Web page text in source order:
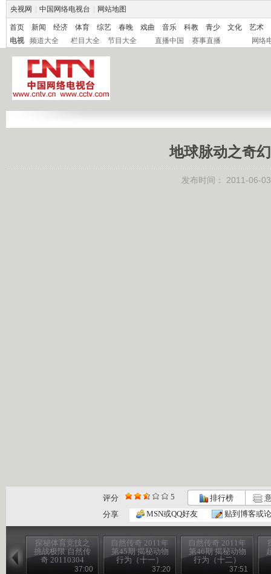
央视网 中国网络电视台 网站地图
首页 新闻 经济 体育 综艺 春晚 戏曲 音乐 科教 青少 文化
艺术
电视
频道大全 栏目大全 节目大全 直播中国 赛事直播 网络
地球脉动之奇
发布时间： 2011-06-
评分 5 排行榜
分享
MSN或QQ好友 贴到博客或
探秘体育竞技之
挑战极限 自然传
奇 20110304
37:00
自然传奇 2011年
第45期 揭秘动物
行为（十一）
37:20
自然传奇 2011年
第46期 揭秘动物
行为（十二）
37:51